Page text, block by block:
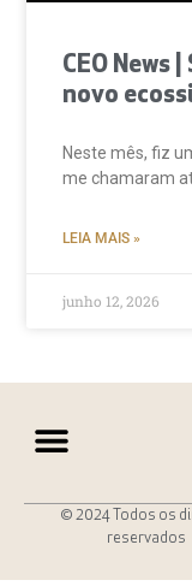
CEO News
novo
Neste mês, fiz
me chamaram
LEIA MAIS »
junho 12, 2026
© 2024 Todos os
reservados